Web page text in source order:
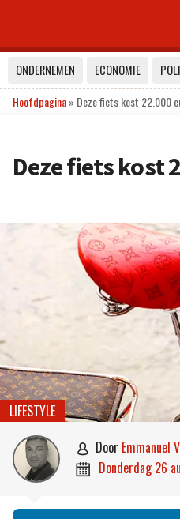
ONDERNEMEN ECONOMIE
Hoofdpagina» Deze fiets kost 22.000
Deze fiets kost
LIFESTYLE
 door Emmanuel
 donderdag 26